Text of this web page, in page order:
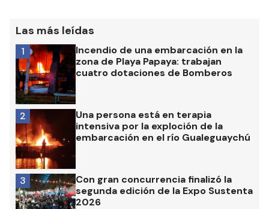
Las más leídas
Incendio de una embarcación en la
zona de Playa Papaya: trabajan
cuatro dotaciones de Bomberos
1
Una persona está en terapia
intensiva por la exploción de la
embarcación en el río Gualeguaychú
2
Con gran concurrencia finalizó la
segunda edición de la Expo Sustenta
2026
3